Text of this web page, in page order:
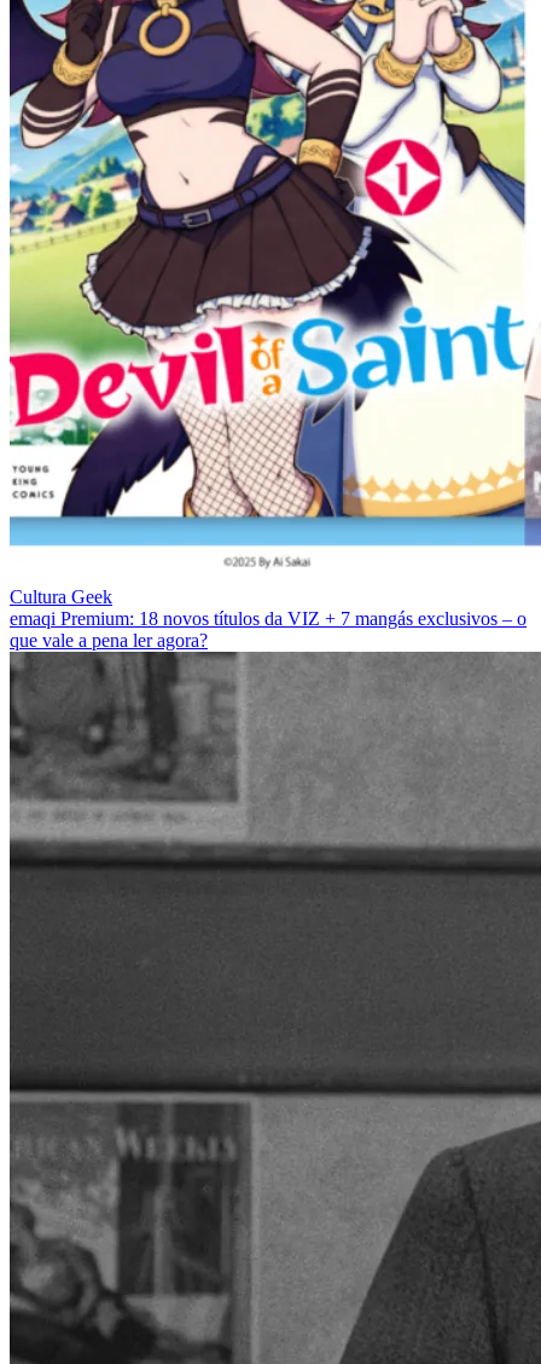
Cultura Geek
emaqi Premium: 18 novos títulos da VIZ + 7 mangás exclusivos – o
que vale a pena ler agora?